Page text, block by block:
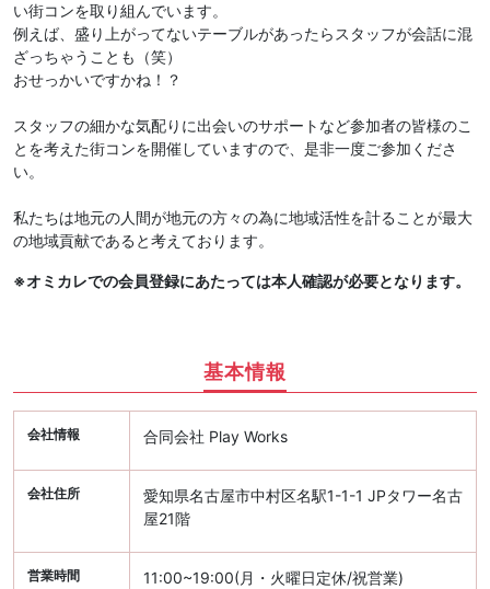
い街コンを取り組んでいます。
例えば、盛り上がってないテーブルがあったらスタッフが会話に混
ざっちゃうことも（笑）
おせっかいですかね！？
スタッフの細かな気配りに出会いのサポートなど参加者の皆様のこ
とを考えた街コンを開催していますので、是非一度ご参加くださ
い。
私たちは地元の人間が地元の方々の為に地域活性を計ることが最大
の地域貢献であると考えております。
※オミカレでの会員登録にあたっては本人確認が必要となります。
基本情報
会社情報 合同会社 Play Works
会社住所
愛知県名古屋市中村区名駅1-1-1 JPタワー名古
屋21階
営業時間 11:00~19:00(月・火曜日定休/祝営業)